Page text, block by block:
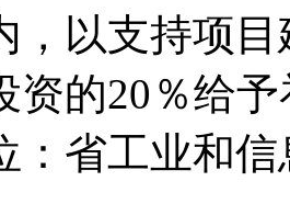
，以支持项
资的20％给
：省工业和